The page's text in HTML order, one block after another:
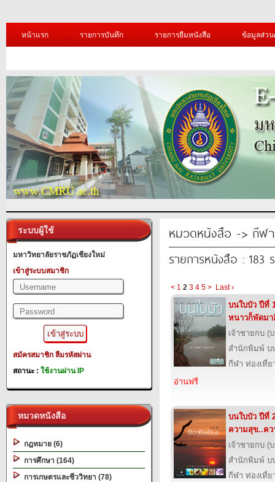
หน้าแรก รายการบันทึก รายการยืมหนังสือ ข้อมูลส่ว
ระบบผู้ใช้
มหาวิทยาลัยราชภัฏเชียงใหม่
เข้าสู่ระบบสมาชิก
สมัครสมาชิก ลืมรหัสผ่าน
สถานะ : ใช้งานผ่าน IP
หมวดหนังสือ
กฎหมาย (6)
การศึกษา (164)
การเกษตรและชีววิทยา (78)
หมวดหนังสือ -> กีฬา
รายการหนังสือ : 183
< 1 2 3 4 5 > Last ›
บนใบบัว ปีที่
หนาวก็พัดมา
เจ้าชายกบ (
สำนักพิมพ์ บ
กีฬา ท่องเที่
อ่านฟรี
บนใบบัว ปีที่
ความสุข..คว
เจ้าชายกบ (
สำนักพิมพ์ บ
กีฬา ท่องเที่